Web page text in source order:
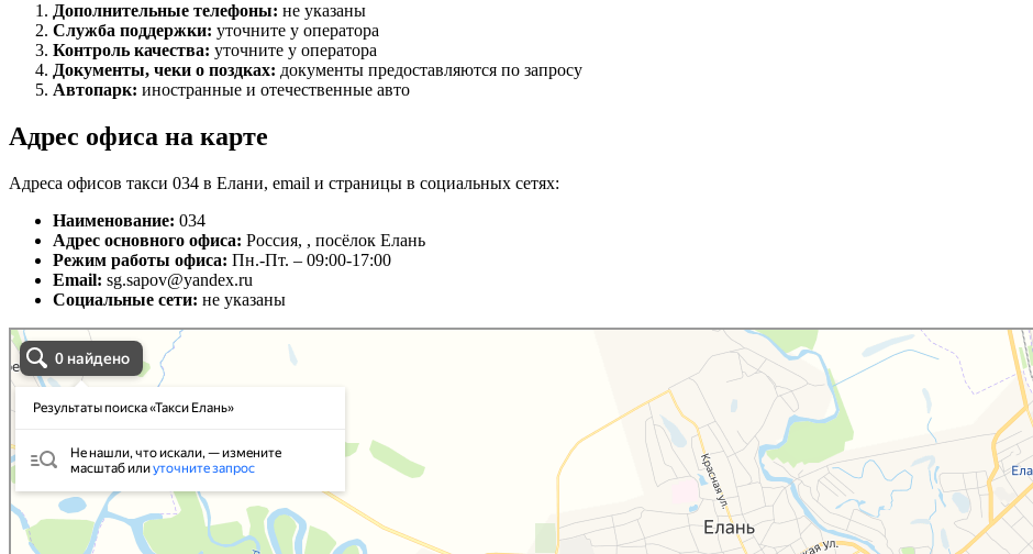
Дополнительные телефоны: не указаны
Служба поддержки: уточните у оператора
Контроль качества: уточните у оператора
Документы, чеки о поздках: документы предоставляются по запросу
Автопарк: иностранные и отечественные авто
Адрес офиса на карте
Адреса офисов такси 034 в Елани, email и страницы в социальных сетях:
Наименование: 034
Адрес основного офиса: Россия, , посёлок Елань
Режим работы офиса: Пн.-Пт. – 09:00-17:00
Email: sg.sapov@yandex.ru
Социальные сети: не указаны